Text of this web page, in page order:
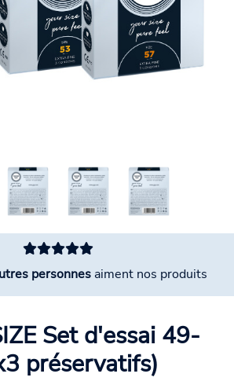
personnesaiment nos produits
Set d'essai 49-
préservatifs)